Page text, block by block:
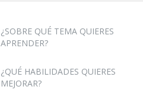
¿SOBRE QUÉ TEMA QUIERES
APRENDER?
¿QUÉ HABILIDADES QUIERES
MEJORAR?